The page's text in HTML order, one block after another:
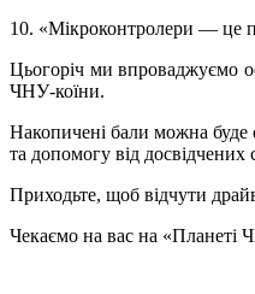
10. «Мікроконтролери — це
Цьогоріч ми впроваджуємо
ЧНУ-коїни.
Накопичені бали можна буде
та допомогу від
Приходьте, щоб відчути
Чекаємо на вас на «Планеті